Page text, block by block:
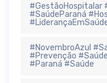
#GestãoHospitalar
#SaúdeParaná
#NovembroAzul
#Prevenção
#Paraná #Saúde